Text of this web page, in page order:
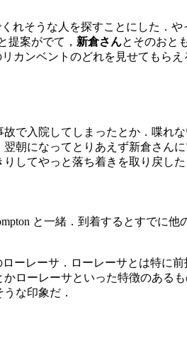
れそうな人を探すことにした．
提案がでて， 新倉さんとそのおと
カンベントのどれを見せてもら
で入院してしまったとか．喋れ
朝になってとりあえず新倉さん
してやっと落ち着きを取り戻した
と一緒．到着するとすでに
ーレーサ．ローレーサとは特に
かローレーサといった特徴のある
な印象だ．